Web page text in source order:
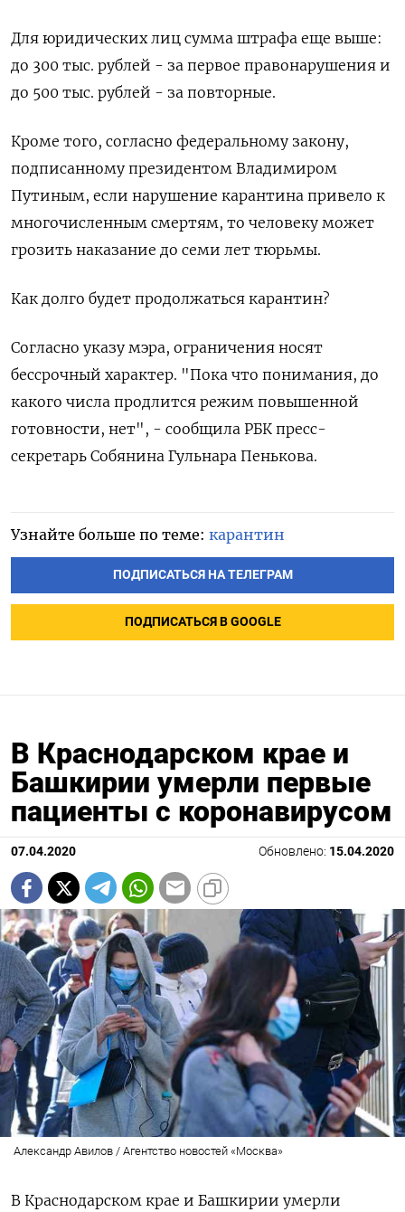
Для юридических лиц сумма штрафа еще выше:
до 300 тыс. рублей - за первое правонарушения и
до 500 тыс. рублей - за повторные.
Кроме того, согласно федеральному закону,
подписанному президентом Владимиром
Путиным, если нарушение карантина привело к
многочисленным смертям, то человеку может
грозить наказание до семи лет тюрьмы.
Как долго будет продолжаться карантин?
Согласно указу мэра, ограничения носят
бессрочный характер. "Пока что понимания, до
какого числа продлится режим повышенной
готовности, нет", - сообщила РБК пресс-
секретарь Собянина Гульнара Пенькова.
Узнайте больше по теме: карантин
ПОДПИСАТЬСЯ НА ТЕЛЕГРАМ
ПОДПИСАТЬСЯ В GOOGLE
В Краснодарском крае и
Башкирии умерли первые
пациенты с коронавирусом
07.04.2020 Обновлено: 15.04.2020
Александр Авилов / Агентство новостей «Москва»
В Краснодарском крае и Башкирии умерли